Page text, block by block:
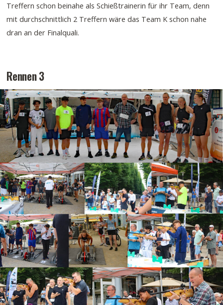
Treffern schon beinahe als Schießtrainerin für ihr Team, denn
mit durchschnittlich 2 Treffern wäre das Team K schon nahe
dran an der Finalquali.
Rennen 3